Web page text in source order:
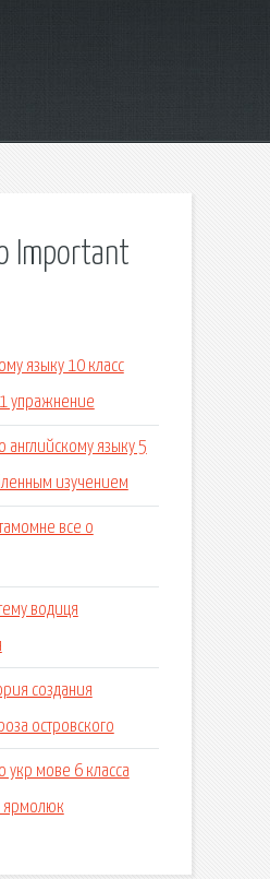
Important
языку 10 класс
упражнение
английскому языку 5
изучением
все о
водиця
создания
островского
укр мове 6 класса
ярмолюк